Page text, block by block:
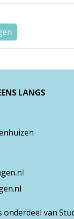
LANGS
onderdeel van